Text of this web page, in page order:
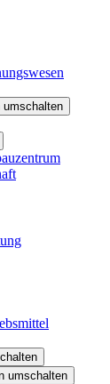
umschalten
umschalten